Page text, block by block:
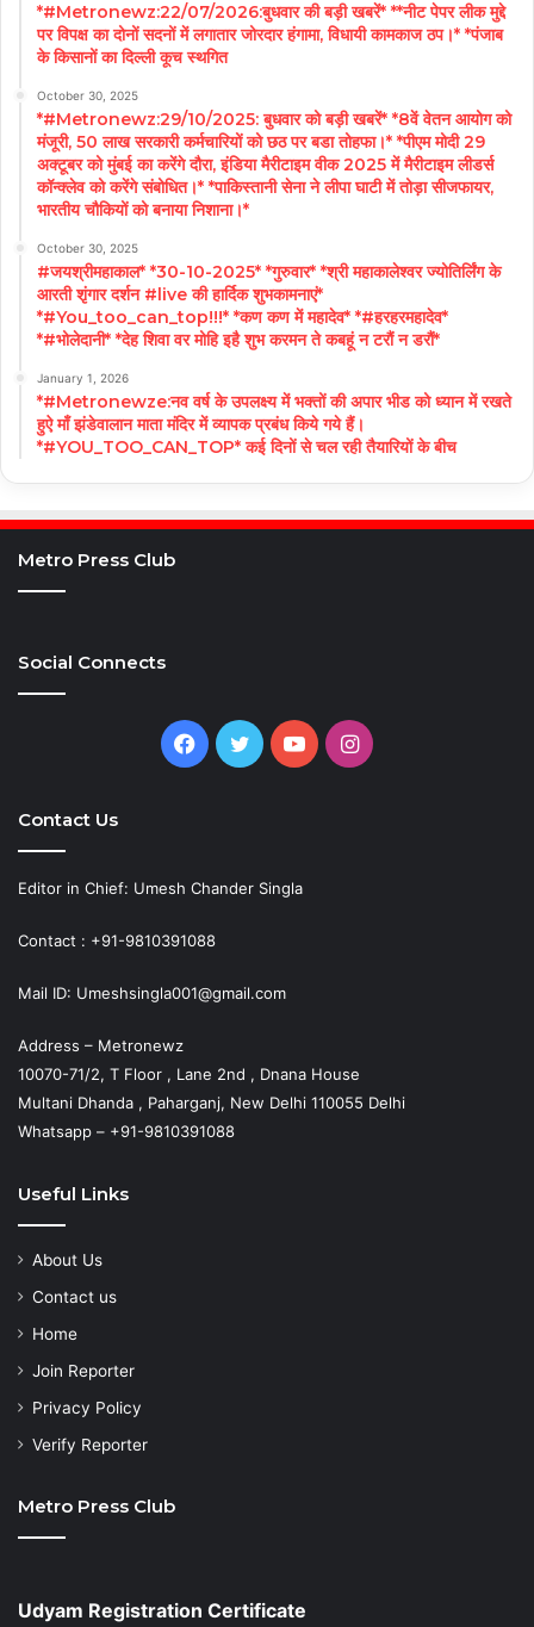
*#Metronewz:22/07/2026:बुधवार की बड़ी खबरें* **नीट पेपर लीक मुद्दे
पर विपक्ष का दोनों सदनों में लगातार जोरदार हंगामा, विधायी कामकाज ठप।* *पंजाब
के किसानों का दिल्ली कूच स्थगित
October 30, 2025
*#Metronewz:29/10/2025: बुधवार को बड़ी खबरें* *8वें वेतन आयोग को
मंजूरी, 50 लाख सरकारी कर्मचारियों को छठ पर बडा तोहफा।* *पीएम मोदी 29
अक्टूबर को मुंबई का करेंगे दौरा, इंडिया मैरीटाइम वीक 2025 में मैरीटाइम लीडर्स
कॉन्क्लेव को करेंगे संबोधित।* *पाकिस्तानी सेना ने लीपा घाटी में तोड़ा सीजफायर,
भारतीय चौकियों को बनाया निशाना।*
October 30, 2025
#जयश्रीमहाकाल* *30-10-2025* *गुरुवार* *श्री महाकालेश्वर ज्योतिर्लिंग के
आरती शृंगार दर्शन #live की हार्दिक शुभकामनाएं*
*#You_too_can_top!!!* *कण कण में महादेव* *#हरहरमहादेव*
*#भोलेदानी* *देह शिवा वर मोहि इहै शुभ करमन ते कबहूं न टरौं न डरौं*
January 1, 2026
*#Metronewze:नव वर्ष के उपलक्ष्य में भक्तों की अपार भीड को ध्यान में रखते
हुऐ माँ झंडेवालान माता मंदिर में व्यापक प्रबंध किये गये हैं।
*#YOU_TOO_CAN_TOP* कई दिनों से चल रही तैयारियों के बीच
Metro Press Club
Social Connects
Facebook
TwitterYouTubeInstagram
Contact Us
Editor in Chief: Umesh Chander Singla
Contact : +91-9810391088
Mail ID: Umeshsingla001@gmail.com
Address – Metronewz
10070-71/2, T Floor , Lane 2nd , Dnana House
Multani Dhanda , Paharganj, New Delhi 110055 Delhi
Whatsapp – +91-9810391088
Useful Links
About Us
Contact us
Home
Join Reporter
Privacy Policy
Verify Reporter
Metro Press Club
Udyam Registration Certificate